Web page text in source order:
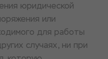
юридической
или
для работы
случаях, ни при